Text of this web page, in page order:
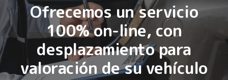
Ofrecemos un servicio
100% on-line, con
desplazamiento para
valoración de su vehículo